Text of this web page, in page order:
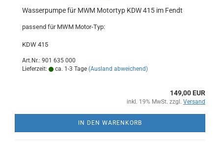
Wasserpumpe für MWM Motortyp KDW 415 im Fendt
passend für MWM Motor-Typ:
KDW 415
Art.Nr.: 901 635 000
Lieferzeit:
ca. 1-3 Tage (Ausland abweichend)
149,00 EUR
inkl. 19% MwSt. zzgl. Versand
IN DEN WARENKORB